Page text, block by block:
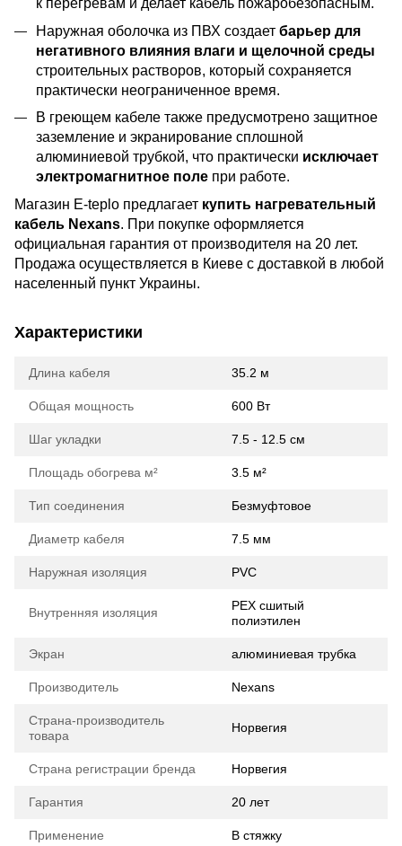
к перегревам и делает кабель пожаробезопасным.
Наружная оболочка из ПВХ создает барьер для
негативного влияния влаги и щелочной среды
строительных растворов, который сохраняется
практически неограниченное время.
В греющем кабеле также предусмотрено защитное
заземление и экранирование сплошной
алюминиевой трубкой, что практически исключает
электромагнитное поле при работе.
Магазин E-teplo предлагает купить нагревательный
кабель Nexans. При покупке оформляется
официальная гарантия от производителя на 20 лет.
Продажа осуществляется в Киеве с доставкой в любой
населенный пункт Украины.
Характеристики
Длина кабеля 35.2 м
Общая мощность 600 Вт
Шаг укладки 7.5 - 12.5 см
Площадь обогрева м² 3.5 м²
Тип соединения Безмуфтовое
Диаметр кабеля 7.5 мм
Наружная изоляция PVC
Внутренняя изоляция
PEX сшитый
полиэтилен
Экран алюминиевая трубка
Производитель Nexans
Страна-производитель
товара
Норвегия
Страна регистрации бренда Норвегия
Гарантия 20 лет
Применение В стяжку